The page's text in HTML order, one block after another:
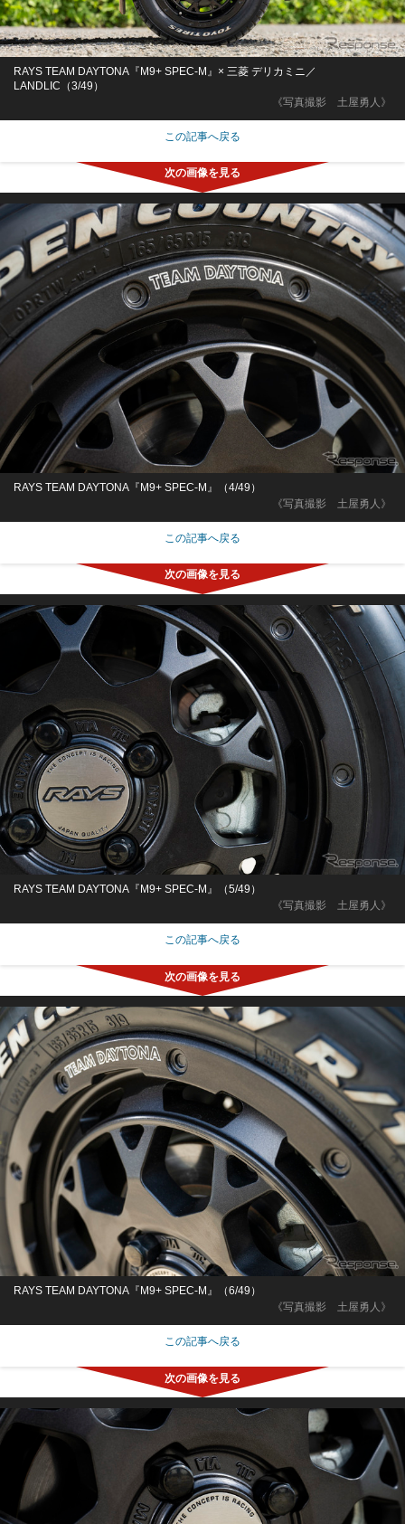
《写真撮影 土屋勇人》
RAYS TEAM DAYTONA『M9+ SPEC-M』× 三菱 デリカミニ／
LANDLIC（3/49）
この記事へ戻る
《写真撮影 土屋勇人》
RAYS TEAM DAYTONA『M9+ SPEC-M』（4/49）
この記事へ戻る
《写真撮影 土屋勇人》
RAYS TEAM DAYTONA『M9+ SPEC-M』（5/49）
この記事へ戻る
《写真撮影 土屋勇人》
RAYS TEAM DAYTONA『M9+ SPEC-M』（6/49）
この記事へ戻る